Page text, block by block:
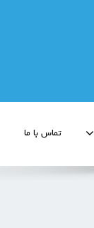
تماس با ما